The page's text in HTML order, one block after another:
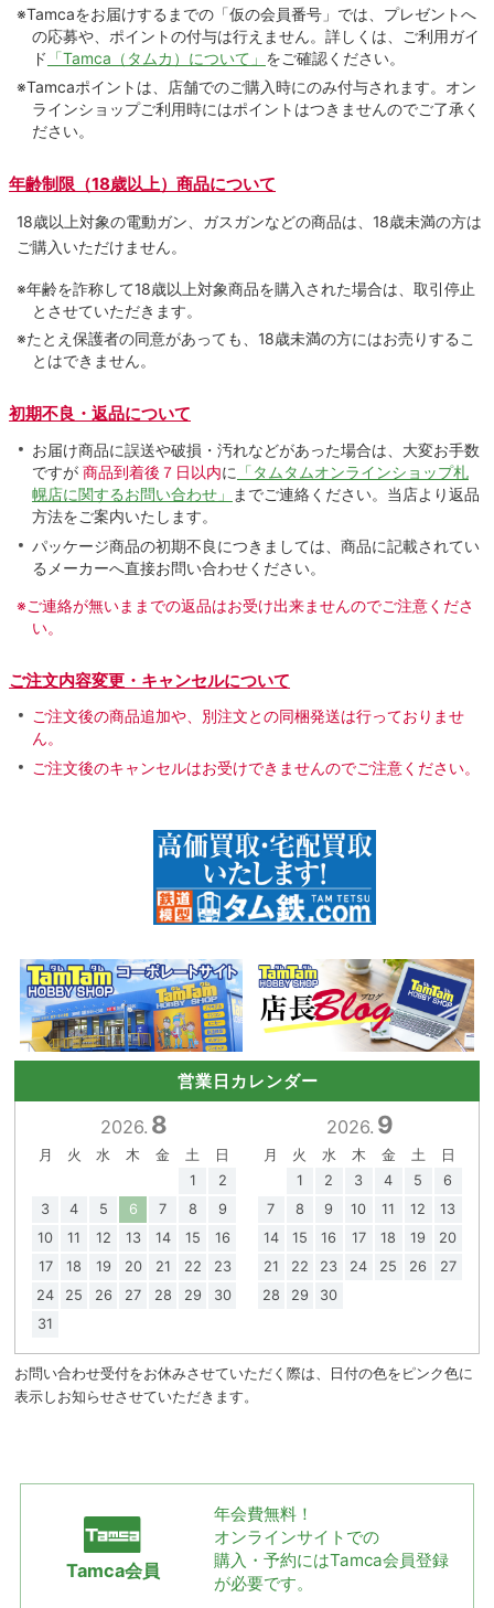
※Tamcaをお届けするまでの「仮の会員番号」では、プレゼントへ
の応募や、ポイントの付与は⾏えません。詳しくは、ご利⽤ガイ
ド 「Tamca（タムカ）について」 をご確認ください。
※Tamcaポイントは、店舗でのご購⼊時にのみ付与されます。オン
ラインショップご利用時にはポイントはつきませんのでご了承く
ださい。
年齢制限（18歳以上）商品について
18歳以上対象の電動ガン、ガスガンなどの商品は、18歳未満の方は
ご購入いただけません。
※年齢を詐称して18歳以上対象商品を購入された場合は、取引停止
とさせていただきます。
※たとえ保護者の同意があっても、18歳未満の方にはお売りするこ
とはできません。
初期不良・返品について
お届け商品に誤送や破損・汚れなどがあった場合は、大変お手数
ですが 商品到着後７日以内に 「タムタムオンラインショップ札
幌店に関するお問い合わせ」
までご連絡ください。当店より返品
方法をご案内いたします。
パッケージ商品の初期不良につきましては、商品に記載されてい
るメーカーへ直接お問い合わせください。
※ご連絡が無いままでの返品はお受け出来ませんのでご注意くださ
い。
ご注文内容変更・キャンセルについて
ご注文後の商品追加や、別注文との同梱発送は行っておりませ
ん。
ご注文後のキャンセルはお受けできませんのでご注意ください。
営業日カレンダー
2026. 8
月 火 水 木 金 土
日
1
2
3
4 5 6 7 8
9
10
11 12 13 14 15
16
17
18 19 20 21 22
23
24
25 26 27 28 29
30
31
2026. 9
月 火 水 木 金 土
日
1
2 3 4 5
6
7
8 9 10 11 12
13
14
15 16 17 18 19
20
21
22 23 24 25 26
27
28
29 30
お問い合わせ受付をお休みさせていただく際は、日付の色をピンク色に
表示しお知らせさせていただきます。
Tamca会員
年会費無料！
オンラインサイトでの
購入・予約にはTamca会員登録
が必要です。